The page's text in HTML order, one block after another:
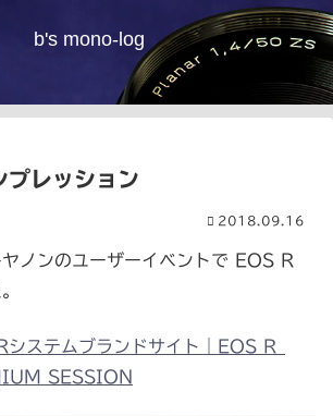
b's mono-log
レッション
2018.09.16
ノンのユーザーイベントで EOS R
システムブランドサイト｜EOS R
SESSION